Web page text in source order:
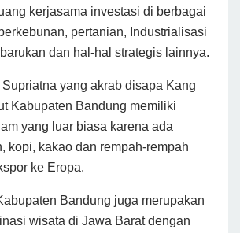
kerjasama investasi di berbagai
pertanian, Industrialisasi
dan hal-hal strategis lainnya.
yang akrab disapa Kang
Kabupaten Bandung memiliki
yang luar biasa karena ada
kopi, kakao dan rempah-rempah
ke Eropa.
Bandung juga merupakan
wisata di Jawa Barat dengan